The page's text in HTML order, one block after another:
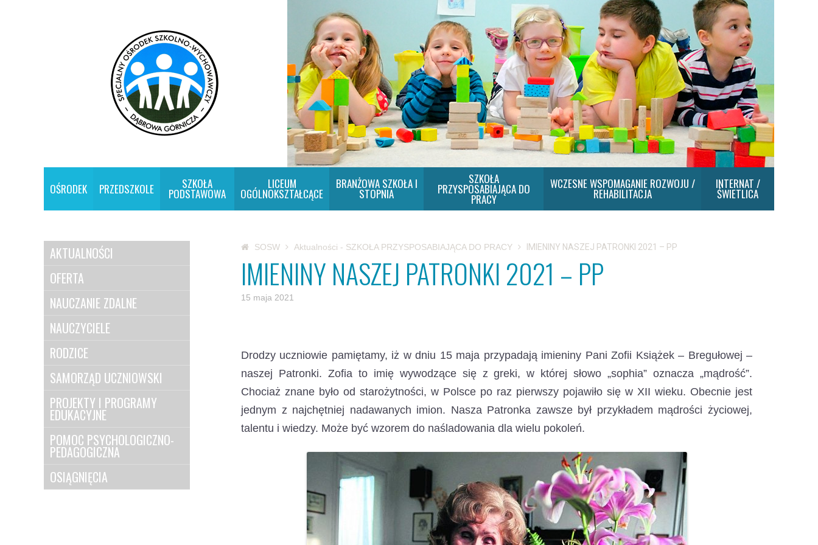
OŚRODEK PRZEDSZKOLE SZKOŁA
PODSTAWOWA
LICEUM
OGÓLNOKSZTAŁCĄCE
BRANŻOWA SZKOŁA I
STOPNIA
SZKOŁA
PRZYSPOSABIAJĄCA DO
PRACY
WCZESNE WSPOMAGANIE ROZWOJU /
REHABILITACJA
INTERNAT /
ŚWIETLICA
AKTUALNOŚCI
OFERTA
NAUCZANIE ZDALNE
NAUCZYCIELE
RODZICE
SAMORZĄD UCZNIOWSKI
PROJEKTY I PROGRAMY
EDUKACYJNE
POMOC PSYCHOLOGICZNO-
PEDAGOGICZNA
OSIĄGNIĘCIA
SOSW Aktualności - SZKOŁA PRZYSPOSABIAJĄCA DO PRACY IMIENINY NASZEJ PATRONKI 2021 – PP
IMIENINY NASZEJ PATRONKI 2021 – PP
15 maja 2021
Drodzy uczniowie pamiętamy, iż w dniu 15 maja przypadają imieniny Pani Zofii Książek – Bregułowej –
naszej Patronki. Zofia to imię wywodzące się z greki, w której słowo „sophia” oznacza „mądrość”.
Chociaż znane było od starożytności, w Polsce po raz pierwszy pojawiło się w XII wieku. Obecnie jest
jednym z najchętniej nadawanych imion. Nasza Patronka zawsze był przykładem mądrości życiowej,
talentu i wiedzy. Może być wzorem do naśladowania dla wielu pokoleń.